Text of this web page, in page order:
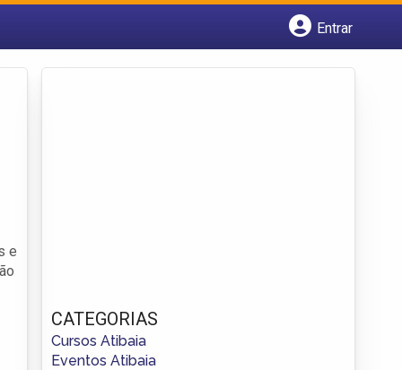
Entrar
e
CATEGORIAS
Cursos Atibaia
Eventos Atibaia